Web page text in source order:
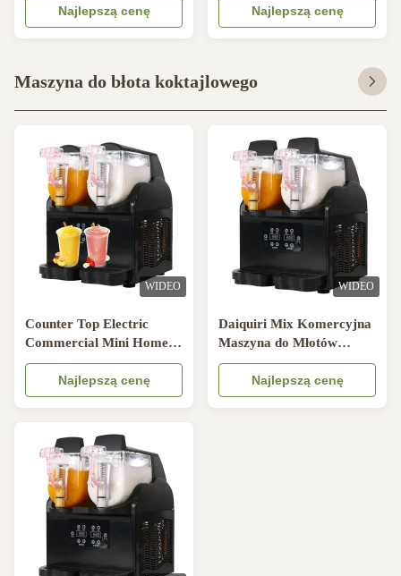
sposobem płatności
Najlepszą cenę
pomarańczowego z
automatu na monety
Najlepszą cenę
Maszyna do błota koktajlowego
WIDEO
Counter Top Electric
Commercial Mini Home
Use Electric Zamrożone
lody do picia
Najlepszą cenę
WIDEO
Daiquiri Mix Komercyjna
Maszyna do Młotów
Maszyna do Mrożonych
NapojówNajlepszą cenę